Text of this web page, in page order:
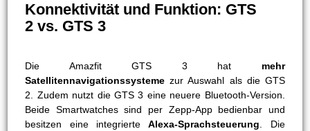
Konnektivität und Funktion: GTS
2 vs. GTS 3
Die Amazfit GTS 3 hat mehr
Satellitennavigationssysteme zur Auswahl als die GTS
2. Zudem nutzt die GTS 3 eine neuere Bluetooth-Version.
Beide Smartwatches sind per Zepp-App bedienbar und
besitzen eine integrierteAlexa-Sprachsteuerung . Die